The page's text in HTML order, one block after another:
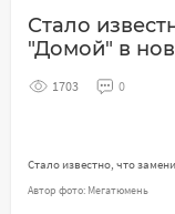
Стало
"Домой" в
1703 0
Стало известно, что
Автор фото: Мегатюмень